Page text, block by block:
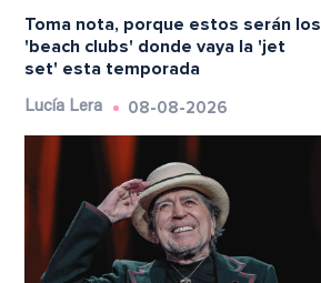
Toma nota, porque estos serán los
'beach clubs' donde vaya la 'jet
set' esta temporada
Lucía Lera 08-08-2026